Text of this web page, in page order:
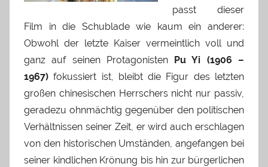
passt dieser
Film in die Schublade wie kaum ein anderer:
Obwohl der letzte Kaiser vermeintlich voll und
ganz auf seinen Protagonisten Pu Yi (1906 –
1967) fokussiert ist, bleibt die Figur des letzten
großen chinesischen Herrschers nicht nur passiv,
geradezu ohnmächtig gegenüber den politischen
Verhältnissen seiner Zeit, er wird auch erschlagen
von den historischen Umständen, angefangen bei
seiner kindlichen Krönung bis hin zur bürgerlichen